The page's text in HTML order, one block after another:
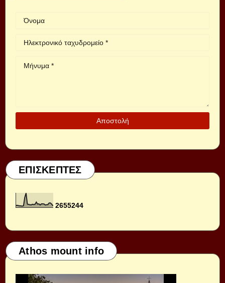
ΕΠΙΣΚΕΠΤΕΣ
2655244
Athos mount info